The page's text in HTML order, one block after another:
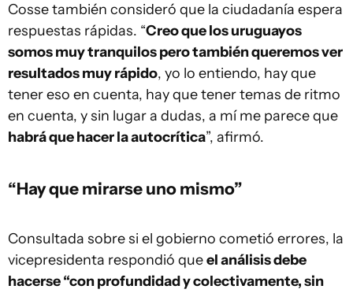
Cosse también consideró que la ciudadanía espera
respuestas rápidas. “Creo que los uruguayos
somos muy tranquilos pero también queremos ver
resultados muy rápido, yo lo entiendo, hay que
tener eso en cuenta, hay que tener temas de ritmo
en cuenta, y sin lugar a dudas, a mí me parece que
habrá que hacer la autocrítica”, afirmó.
“Hay que mirarse uno mismo”
Consultada sobre si el gobierno cometió errores, la
vicepresidenta respondió queel análisis debe
hacerse “con profundidad y colectivamente, sin